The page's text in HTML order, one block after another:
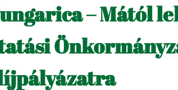
– Mától